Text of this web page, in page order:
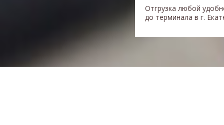
Отгрузка любой
до терминала в г.